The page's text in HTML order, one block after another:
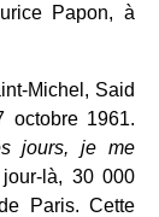
Papon, à
Michel, Said
octobre 1961.
jours, je me
là, 30 000
Paris. Cette